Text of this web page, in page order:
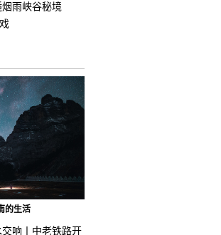
雨峡谷秘境
的生活
交响丨中老铁路开